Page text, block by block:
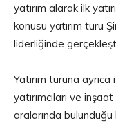
yatırım alarak ilk
konusu yatırım turu
liderliğinde
Yatırım turuna
yatırımcıları ve
aralarında bulunduğu